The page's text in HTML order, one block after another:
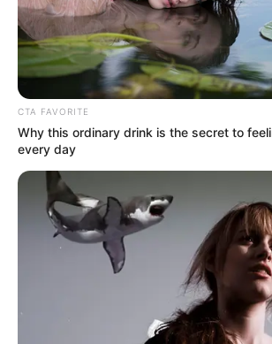
CTA FAVORITE
Why this ordinary drink is the secret to
every day